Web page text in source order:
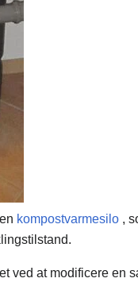
kompostvarmesilo ,
ved at modificere en